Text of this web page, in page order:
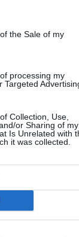
to Google and its
specified
the Sale of my
processing my
Targeted
Collection, Use,
or Sharing of my
Is Unrelated with
it was collected.